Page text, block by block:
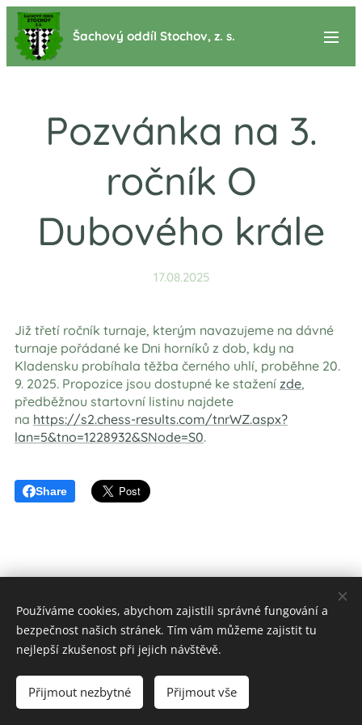
Šachový oddíl Stochov, z. s.
Pozvánka na 3.
ročník O
Dubového krále
17.08.2025
Již třetí ročník turnaje, kterým navazujeme na dávné
turnaje pořádané ke Dni horníků z dob, kdy na
Kladensku probíhala těžba černého uhlí, proběhne 20.
9. 2025. Propozice jsou dostupné ke stažení zde,
předběžnou startovní listinu najdete
na https://s2.chess-results.com/tnrWZ.aspx?
lan=5&tno=1228932&SNode=S0.
Share
Vytvořeno MK
Cookies
Používáme cookies, abychom zajistili správné fungování a
bezpečnost našich stránek. Tím vám můžeme zajistit tu
nejlepší zkušenost při jejich návštěvě.
Přijmout nezbytné Přijmout vše